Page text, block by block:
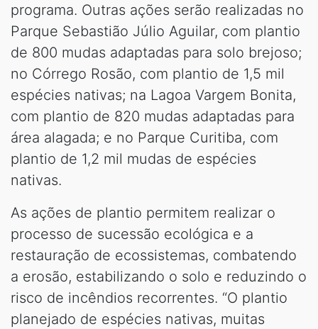
programa. Outras ações serão realizadas no
Parque Sebastião Júlio Aguilar, com plantio
de 800 mudas adaptadas para solo brejoso;
no Córrego Rosão, com plantio de 1,5 mil
espécies nativas; na Lagoa Vargem Bonita,
com plantio de 820 mudas adaptadas para
área alagada; e no Parque Curitiba, com
plantio de 1,2 mil mudas de espécies
nativas.
As ações de plantio permitem realizar o
processo de sucessão ecológica e a
restauração de ecossistemas, combatendo
a erosão, estabilizando o solo e reduzindo o
risco de incêndios recorrentes. “O plantio
planejado de espécies nativas, muitas